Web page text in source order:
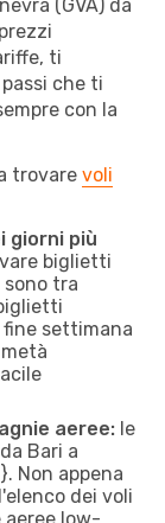
(GVA) da
ti
che ti
con la
trovare voli
giorni più
biglietti
sono tra
settimana
aeree: le
Bari a
Non appena
dei voli